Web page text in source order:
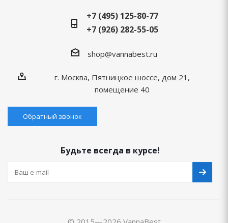
+7 (495) 125-80-77
+7 (926) 282-55-05
shop@vannabest.ru
г. Москва, Пятницкое шоссе, дом 21,
помещение 40
Обратный звонок
Будьте всегда в курсе!